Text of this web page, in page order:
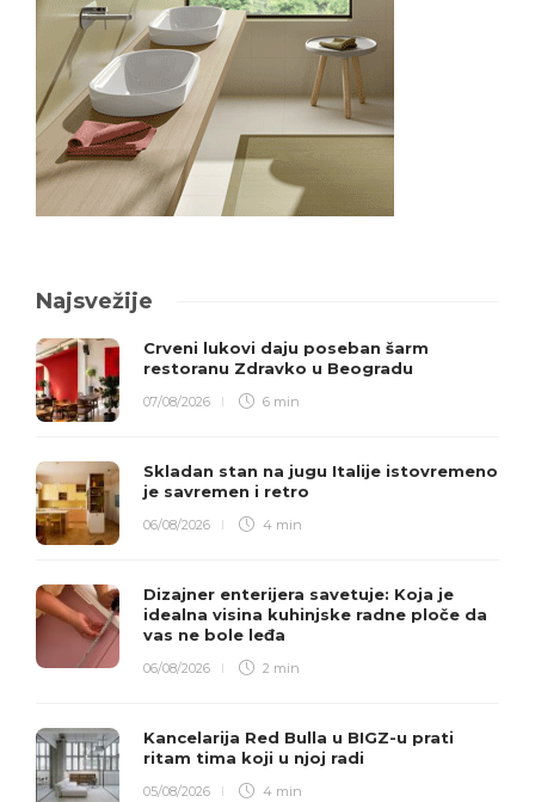
Najsvežije
Crveni lukovi daju poseban šarm
restoranu Zdravko u Beogradu
07/08/2026 6 min
Skladan stan na jugu Italije istovremeno
je savremen i retro
06/08/2026 4 min
Dizajner enterijera savetuje: Koja je
idealna visina kuhinjske radne ploče da
vas ne bole leđa
06/08/2026 2 min
Kancelarija Red Bulla u BIGZ-u prati
ritam tima koji u njoj radi
05/08/2026 4 min